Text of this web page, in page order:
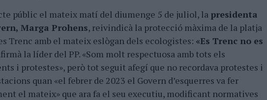
públic el mateix matí del diumenge 5 de juliol, la presidenta
Marga Prohens, reivindicà la protecció màxima de la platja
Trenc amb el mateix eslògan dels ecologistes: «Es Trenc no es
la líder del PP. «Som molt respectuosa amb tots els
i protestes», però tot seguit afegí que no recordava protestes i
quan «el febrer de 2023 el Govern d’esquerres va fer
el mateix» que ara fa el seu executiu, modificant normatives